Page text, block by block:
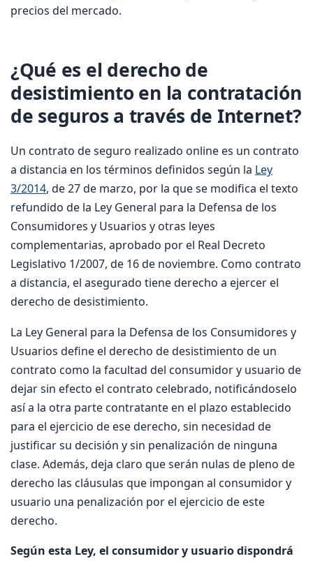
precios del mercado.
¿Qué es el derecho de
desistimiento en la contratación
de seguros a través de Internet?
Un contrato de seguro realizado online es un contrato
a distancia en los términos definidos según la Ley
3/2014, de 27 de marzo, por la que se modifica el texto
refundido de la Ley General para la Defensa de los
Consumidores y Usuarios y otras leyes
complementarias, aprobado por el Real Decreto
Legislativo 1/2007, de 16 de noviembre. Como contrato
a distancia, el asegurado tiene derecho a ejercer el
derecho de desistimiento.
La Ley General para la Defensa de los Consumidores y
Usuarios define el derecho de desistimiento de un
contrato como la facultad del consumidor y usuario de
dejar sin efecto el contrato celebrado, notificándoselo
así a la otra parte contratante en el plazo establecido
para el ejercicio de ese derecho, sin necesidad de
justificar su decisión y sin penalización de ninguna
clase. Además, deja claro que serán nulas de pleno de
derecho las cláusulas que impongan al consumidor y
usuario una penalización por el ejercicio de este
derecho.
Según esta Ley, el consumidor y usuario dispondrá